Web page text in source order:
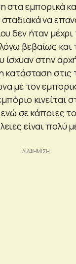
στα εμπορικά
να
δεν ήταν
βεβαίως και
ίσχυαν στην
κατάσταση στις
με τον
κινείται
σε κάποιες
είναι πολύ